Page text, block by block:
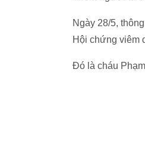
Ngày 28/5,
Hội chứng viêm
Đó là cháu